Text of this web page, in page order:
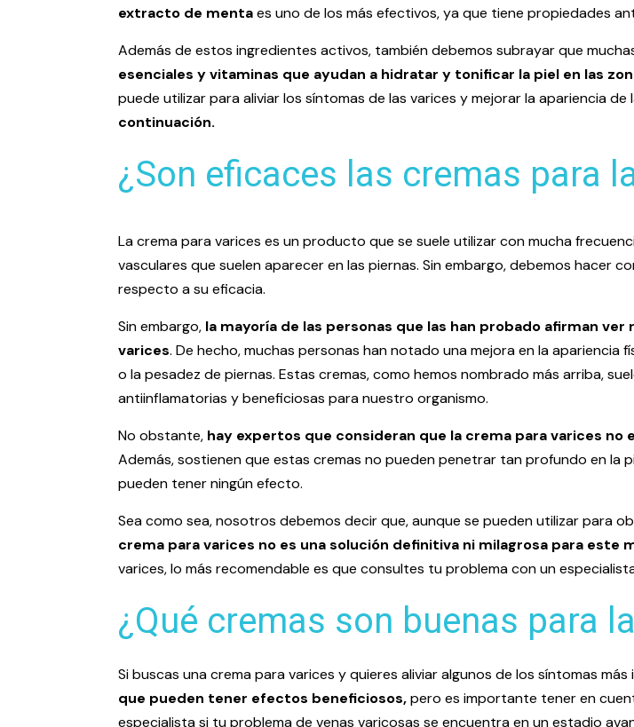
extracto de mentaes uno de los más efectivos, ya que tiene propiedades
Además de estos ingredientes activos, también debemos subrayar que
esenciales y vitaminas que ayudan a hidratar y tonificar la piel en las
puede utilizar para aliviar los síntomas de las varices y mejorar la apariencia de
continuación.
¿Son eficaces las cremas para
La crema para varices es un producto que se suele utilizar con mucha
vasculares que suelen aparecer en las piernas. Sin embargo, debemos hacer
respecto a su eficacia.
Sin embargo, la mayoría de las personas que las han probado afirman
varices. De hecho, muchas personas han notado una mejora en la apariencia
o la pesadez de piernas. Estas cremas, como hemos nombrado más arriba,
antiinflamatorias y beneficiosas para nuestro organismo.
No obstante, hay expertos que consideran que la crema para varices no
Además, sostienen que estas cremas no pueden penetrar tan profundo en la
pueden tener ningún efecto.
Sea como sea, nosotros debemos decir que, aunque se pueden utilizar para
crema para varices no es una solución definitiva ni milagrosa para este
varices, lo más recomendable es que consultes tu problema con un
¿Qué cremas son buenas para
Si buscas una crema para varices y quieres aliviar algunos de los síntomas más
que pueden tener efectos beneficiosos,pero es importante tener en
especialista si tu problema de venas varicosas se encuentra en un estadio